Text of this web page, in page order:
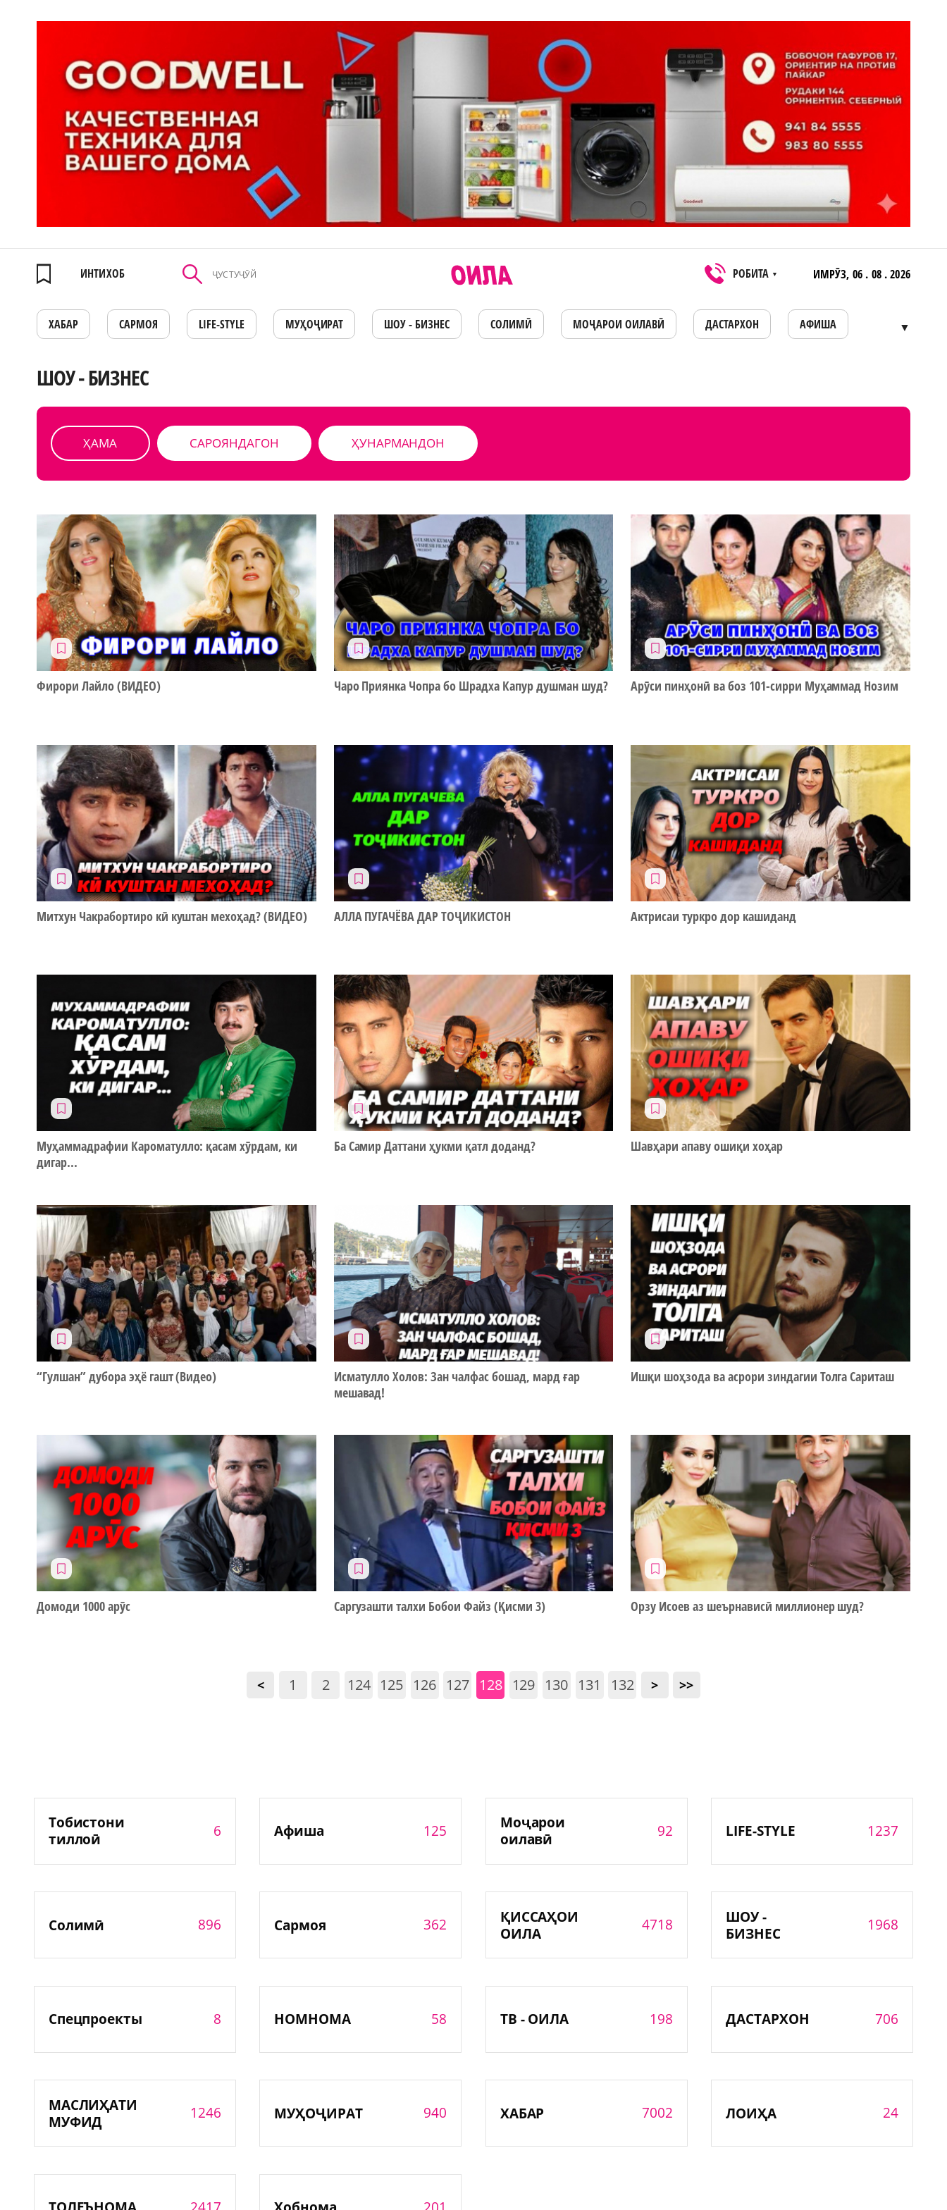
ИНТИХОБ РОБИТА ▼ ИМРӮЗ, 06 . 08 . 2026
ХАБАР САРМОЯ LIFE-STYLE МУҲОҶИРАТ ШОУ - БИЗНЕС СОЛИМӢ МОҶАРОИ ОИЛАВӢ ДАСТАРХОН АФИША ▼
ШОУ - БИЗНЕС
ҲАМА САРОЯНДАГОН ҲУНАРМАНДОН
Фирори Лайло (ВИДЕО) Чаро Приянка Чопра бо Шрадха Капур душман шуд? Арӯси пинҳонӣ ва боз 101-сирри Муҳаммад Нозим
Митхун Чакрабортиро кӣ куштан мехоҳад? (ВИДЕО) АЛЛА ПУГАЧЁВА ДАР ТОҶИКИСТОН Актрисаи туркро дор кашиданд
Муҳаммадрафии Кароматулло: қасам хӯрдам, ки
дигар...
Ба Самир Даттани ҳукми қатл доданд? Шавҳари апаву ошиқи хоҳар
“Гулшан” дубора эҳё гашт (Видео)
Исматулло Холов: Зан чалфас бошад, мард ғар
мешавад!
Ишқи шоҳзода ва асрори зиндагии Толга Сариташ
Домоди 1000 арӯс Саргузашти талхи Бобои Файз (Қисми 3) Орзу Исоев аз шеърнависӣ миллионер шуд?
< 1 2 124 125 126 127 128 129 130 131 132 > >>
Тобистони
тиллоӣ
6 Афиша 125
Моҷарои
оилавӣ
92 LIFE-STYLE 1237
Солимӣ 896 Сармоя 362
ҚИССАҲОИ
ОИЛА
4718
ШОУ -
БИЗНЕС
1968
Спецпроекты 8 НОМНОМА 58 ТВ - ОИЛА 198 ДАСТАРХОН 706
МАСЛИҲАТИ
МУФИД
1246 МУҲОҶИРАТ 940 ХАБАР 7002 ЛОИҲА 24